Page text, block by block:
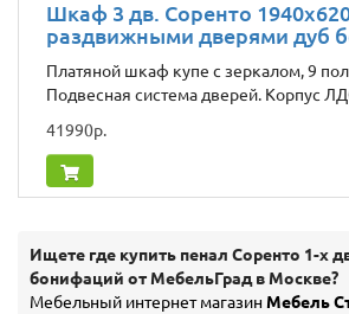
Шкаф 3 дв. Соренто
раздвижными дверями дуб
Платяной шкаф купе с зеркалом, 9
Подвесная система дверей. Корпус
41990р.
Ищете где купить пенал Соренто 1-х
бонифаций от МебельГрад в Москве?
Мебельный интернет магазин Мебель